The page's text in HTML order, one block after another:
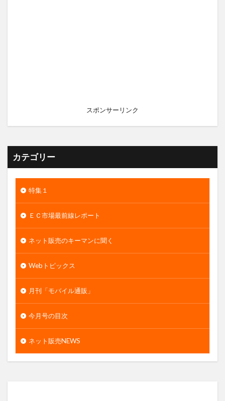
スポンサーリンク
カテゴリー
特集１
ＥＣ市場最前線レポート
ネット販売のキーマンに聞く
Webトピックス
月刊「モバイル通販」
今月号の目次
ネット販売NEWS